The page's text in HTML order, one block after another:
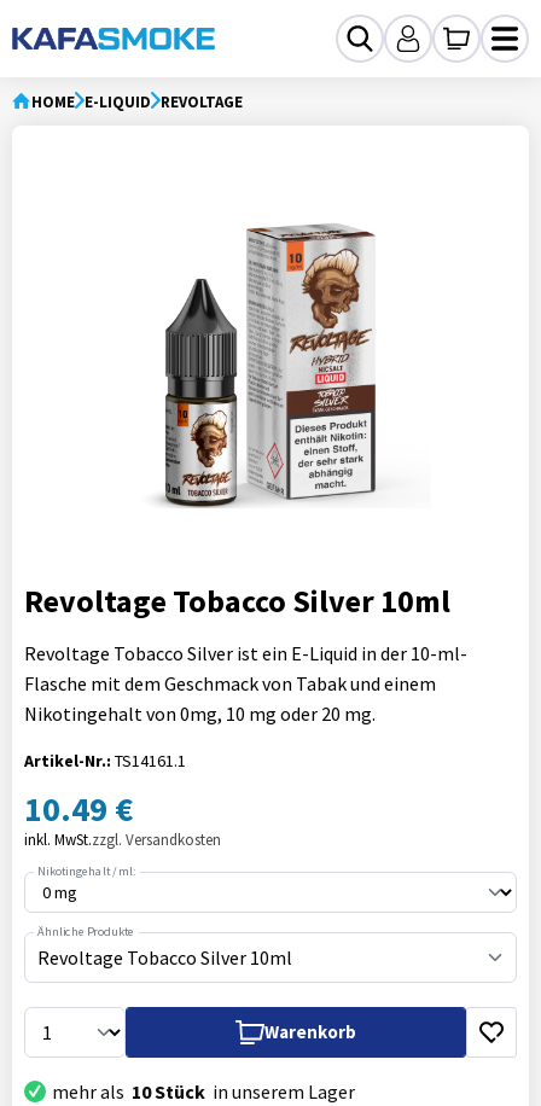
HOME E-LIQUID REVOLTAGE
Revoltage Tobacco Silver 10ml
Revoltage Tobacco Silver ist ein E-Liquid in der 10-ml-
Flasche mit dem Geschmack von Tabak und einem
Nikotingehalt von 0mg, 10 mg oder 20 mg.
Artikel-Nr.: TS14161.1
10.49 €
inkl. MwSt.zzgl. Versandkosten
Nikotingehalt / ml:
Revoltage Tobacco Silver 10ml
Ähnliche Produkte
Warenkorb
mehr als 10 Stück in unserem Lager